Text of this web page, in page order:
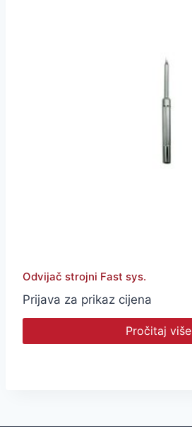
Odvijač strojni Fast sys.
Prijava za prikaz cijena
Pročitaj više